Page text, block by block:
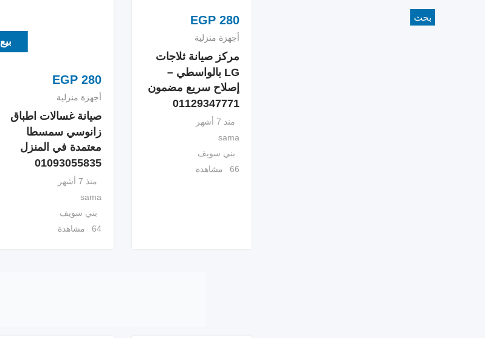
بحث EGP280
أجهزة منزلية
مركز صيانة ثلاجات
LG بالواسطي –
إصلاح سريع مضمون
01129347771
منذ 7 أشهر
sama
بني سويف
66 مشاهدة
بيع
EGP280
أجهزة منزلية
صيانة غسالات اطباق
زانوسي سمسطا
معتمدة في المنزل
01093055835
منذ 7 أشهر
sama
بني سويف
64 مشاهدة